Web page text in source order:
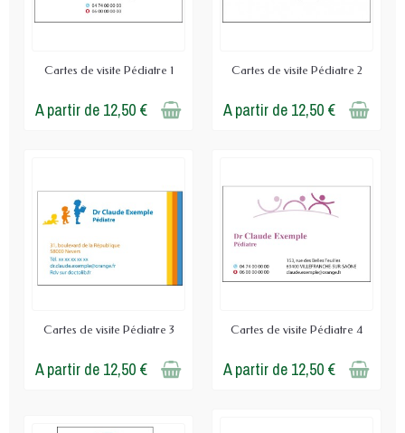
Cartes de visite Pédiatre 1
A partir de 12,50 €
Cartes de visite Pédiatre 2
A partir de 12,50 €
Cartes de visite Pédiatre 3
A partir de 12,50 €
Cartes de visite Pédiatre 4
A partir de 12,50 €